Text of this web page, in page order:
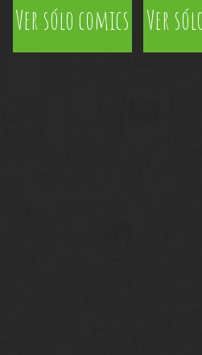
Ver sólo comics Ver